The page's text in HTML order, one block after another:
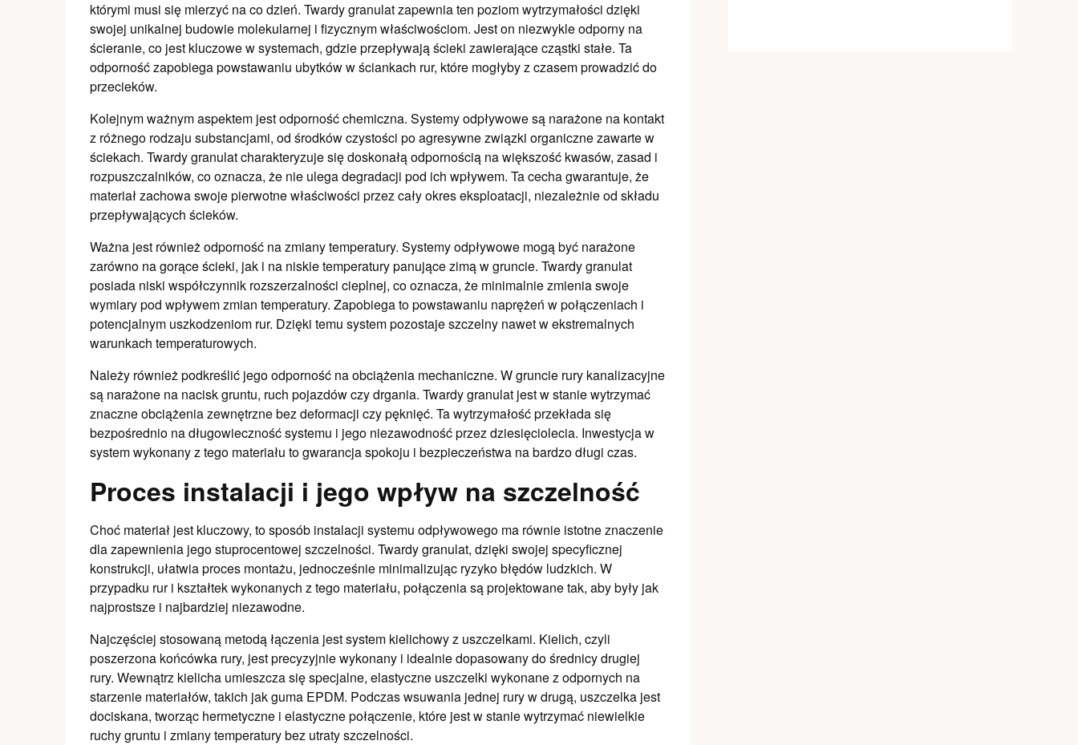
którymi musi się mierzyć na co dzień. Twardy granulat zapewnia ten poziom wytrzymałości dzięki
swojej unikalnej budowie molekularnej i fizycznym właściwościom. Jest on niezwykle odporny na
ścieranie, co jest kluczowe w systemach, gdzie przepływają ścieki zawierające cząstki stałe. Ta
odporność zapobiega powstawaniu ubytków w ściankach rur, które mogłyby z czasem prowadzić do
przecieków.
Kolejnym ważnym aspektem jest odporność chemiczna. Systemy odpływowe są narażone na kontakt
z różnego rodzaju substancjami, od środków czystości po agresywne związki organiczne zawarte w
ściekach. Twardy granulat charakteryzuje się doskonałą odpornością na większość kwasów, zasad i
rozpuszczalników, co oznacza, że nie ulega degradacji pod ich wpływem. Ta cecha gwarantuje, że
materiał zachowa swoje pierwotne właściwości przez cały okres eksploatacji, niezależnie od składu
przepływających ścieków.
Ważna jest również odporność na zmiany temperatury. Systemy odpływowe mogą być narażone
zarówno na gorące ścieki, jak i na niskie temperatury panujące zimą w gruncie. Twardy granulat
posiada niski współczynnik rozszerzalności cieplnej, co oznacza, że minimalnie zmienia swoje
wymiary pod wpływem zmian temperatury. Zapobiega to powstawaniu naprężeń w połączeniach i
potencjalnym uszkodzeniom rur. Dzięki temu system pozostaje szczelny nawet w ekstremalnych
warunkach temperaturowych.
Należy również podkreślić jego odporność na obciążenia mechaniczne. W gruncie rury kanalizacyjne
są narażone na nacisk gruntu, ruch pojazdów czy drgania. Twardy granulat jest w stanie wytrzymać
znaczne obciążenia zewnętrzne bez deformacji czy pęknięć. Ta wytrzymałość przekłada się
bezpośrednio na długowieczność systemu i jego niezawodność przez dziesięciolecia. Inwestycja w
system wykonany z tego materiału to gwarancja spokoju i bezpieczeństwa na bardzo długi czas.
Proces instalacji i jego wpływ na szczelność
Choć materiał jest kluczowy, to sposób instalacji systemu odpływowego ma równie istotne znaczenie
dla zapewnienia jego stuprocentowej szczelności. Twardy granulat, dzięki swojej specyficznej
konstrukcji, ułatwia proces montażu, jednocześnie minimalizując ryzyko błędów ludzkich. W
przypadku rur i kształtek wykonanych z tego materiału, połączenia są projektowane tak, aby były jak
najprostsze i najbardziej niezawodne.
Najczęściej stosowaną metodą łączenia jest system kielichowy z uszczelkami. Kielich, czyli
poszerzona końcówka rury, jest precyzyjnie wykonany i idealnie dopasowany do średnicy drugiej
rury. Wewnątrz kielicha umieszcza się specjalne, elastyczne uszczelki wykonane z odpornych na
starzenie materiałów, takich jak guma EPDM. Podczas wsuwania jednej rury w drugą, uszczelka jest
dociskana, tworząc hermetyczne i elastyczne połączenie, które jest w stanie wytrzymać niewielkie
ruchy gruntu i zmiany temperatury bez utraty szczelności.